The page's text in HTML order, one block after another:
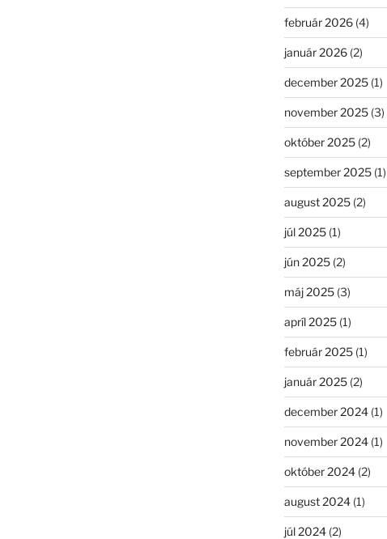
február 2026(4)
január 2026(2)
december 2025(1)
november 2025(3)
október 2025(2)
september 2025(1)
august 2025(2)
júl 2025(1)
jún 2025(2)
máj 2025(3)
apríl 2025(1)
február 2025(1)
január 2025(2)
december 2024(1)
november 2024(1)
október 2024(2)
august 2024(1)
júl 2024(2)